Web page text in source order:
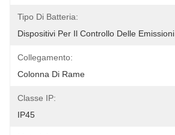
Tipo Di Batteria:
Dispositivi Per Il Controllo Delle Emissioni
Collegamento:
Colonna Di Rame
Classe IP:
IP45